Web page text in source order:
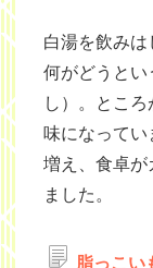
白湯を飲みは
何がどうとい
し）。とこ
味になってい
増え、食卓が
ました。
脂っこい